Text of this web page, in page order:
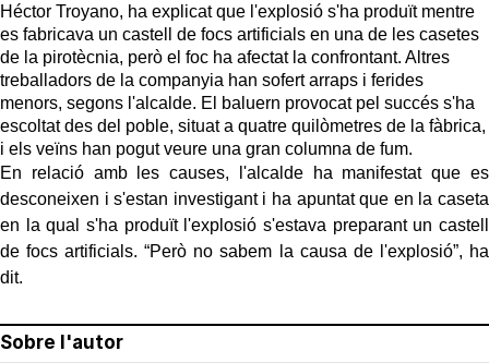
Héctor Troyano, ha explicat que l'explosió s'ha produït mentre
es fabricava un castell de focs artificials en una de les casetes
de la pirotècnia, però el foc ha afectat la confrontant. Altres
treballadors de la companyia han sofert arraps i ferides
menors, segons l'alcalde. El baluern provocat pel succés s'ha
escoltat des del poble, situat a quatre quilòmetres de la fàbrica,
i els veïns han pogut veure una gran columna de fum.
En relació amb les causes, l'alcalde ha manifestat que es
desconeixen i s'estan investigant i ha apuntat que en la caseta
en la qual s'ha produït l'explosió s'estava preparant un castell
de focs artificials. “Però no sabem la causa de l'explosió”, ha
dit.
Sobre l'autor